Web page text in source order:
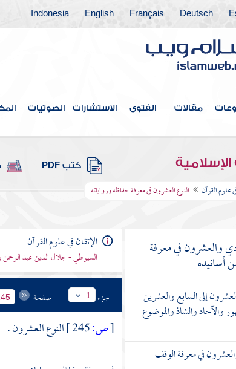
Deutsch
Français
English
Indonesia
مقالات الفتوى الاستشارات الصوتيات
كتب PDF
علوم القرآن النوع العشرون في معرفة حفاظه ورواياته
عشر ما أنزل منه على
في كيفية إنزاله
في جمعه وترتيبه
عشر عدد سور وآيات وكلمات
في معرفة حفاظه
والعشرون في معرفة
أسانيده
إلى السابع والعشرين
والآحاد والشاذ والموضوع
في معرفة الوقف
الإتقان في علوم القرآن
السيوطي - جلال الدين عبد
جزء 1 صفحة
[ص:
النوع العشرون .